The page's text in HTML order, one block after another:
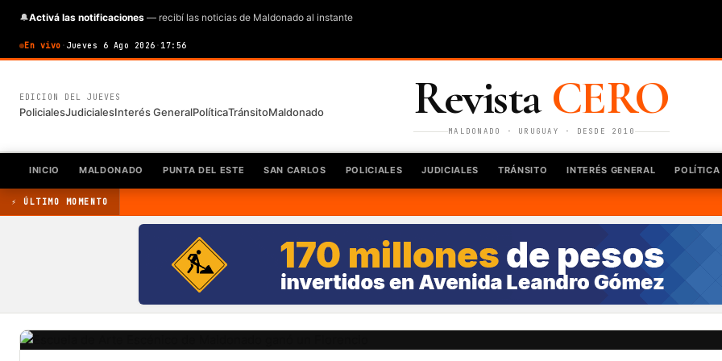
🔔Activá las notificaciones — recibí las noticias de Maldonado al instante
En vivo · Jueves 6 Ago 2026 · 17:56
EDICION DEL JUEVES
PolicialesJudicialesInterés GeneralPolíticaTránsitoMaldonado RevistaCERO
MALDONADO · URUGUAY · DESDE 2010
INICIO MALDONADO PUNTA DEL ESTE SAN CARLOS POLICIALES JUDICIALES TRÁNSITO INTERÉS GENERAL POLÍTICA
⚡ ÚLTIMO MOMENTO